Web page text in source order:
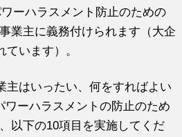
ーハラスメント防止のための
業主に義務付けられます（大企
います）。
主はいったい、何をすればよい
ワーハラスメントの防止のため
以下の10項目を実施してくだ